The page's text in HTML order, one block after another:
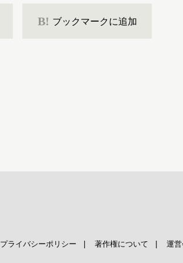
B! ブックマークに追加
プライバシーポリシー 著作権について 運